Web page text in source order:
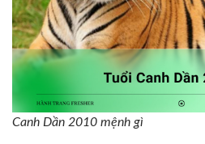
Canh Dần 2010 mệnh gì